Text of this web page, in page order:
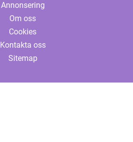
Annonsering
Om oss
Cookies
Kontakta oss
Sitemap